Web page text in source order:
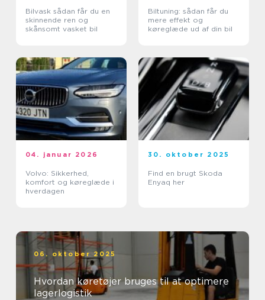
Bilvask sådan får du en
skinnende ren og
skånsomt vasket bil
Biltuning: sådan får du
mere effekt og
køreglæde ud af din bil
04. januar 2026
Volvo: Sikkerhed,
komfort og køreglæde i
hverdagen
30. oktober 2025
Find en brugt Skoda
Enyaq her
06. oktober 2025
Hvordan køretøjer bruges til at optimere
lagerlogistik